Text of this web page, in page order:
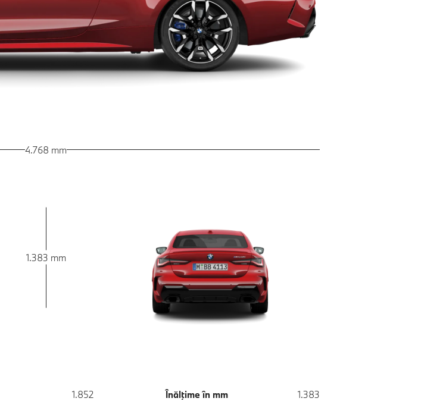
4.768 mm
1.383 mm
1.852 Înălţime în mm 1.383